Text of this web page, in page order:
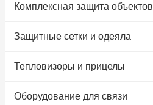
Комплексная защита объектов
Защитные сетки и одеяла
Тепловизоры и прицелы
Оборудование для связи